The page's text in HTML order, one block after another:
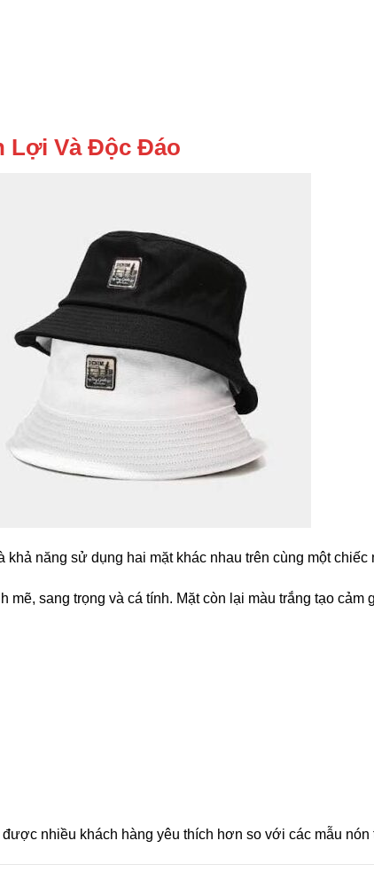
Lợi Và Độc Đáo
năng sử dụng hai mặt khác nhau trên cùng một chiếc
mẽ, sang trọng và cá tính. Mặt còn lại màu trắng tạo cảm
được nhiều khách hàng yêu thích hơn so với các mẫu nón